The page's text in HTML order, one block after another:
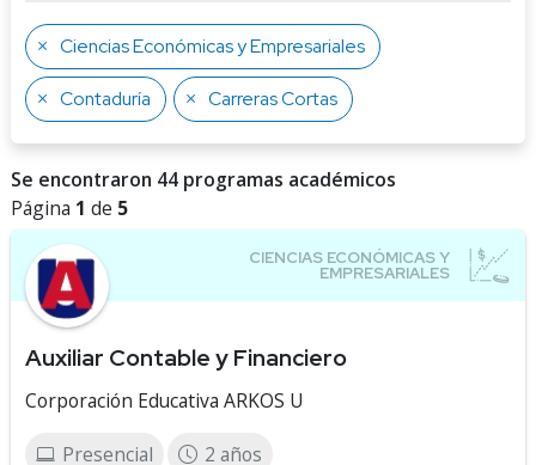
Ciencias Económicas y Empresariales
Contaduría Carreras Cortas
Se encontraron 44 programas académicos
Página 1 de 5
Auxiliar Contable y Financiero
Corporación Educativa ARKOS U
Presencial 2 años